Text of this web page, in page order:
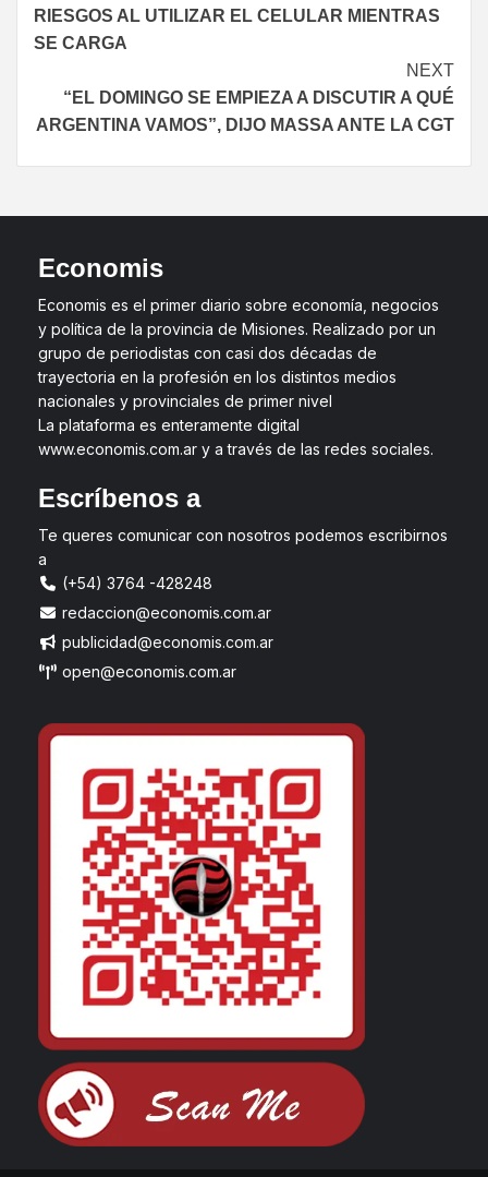
RIESGOS AL UTILIZAR EL CELULAR MIENTRAS
SE CARGA
NEXT
“EL DOMINGO SE EMPIEZA A DISCUTIR A QUÉ
ARGENTINA VAMOS”, DIJO MASSA ANTE LA CGT
Economis
Economis es el primer diario sobre economía, negocios
y política de la provincia de Misiones. Realizado por un
grupo de periodistas con casi dos décadas de
trayectoria en la profesión en los distintos medios
nacionales y provinciales de primer nivel
La plataforma es enteramente digital
www.economis.com.ar y a través de las redes sociales.
Escríbenos a
Te queres comunicar con nosotros podemos escribirnos
a
(+54) 3764 -428248
redaccion@economis.com.ar
publicidad@economis.com.ar
open@economis.com.ar